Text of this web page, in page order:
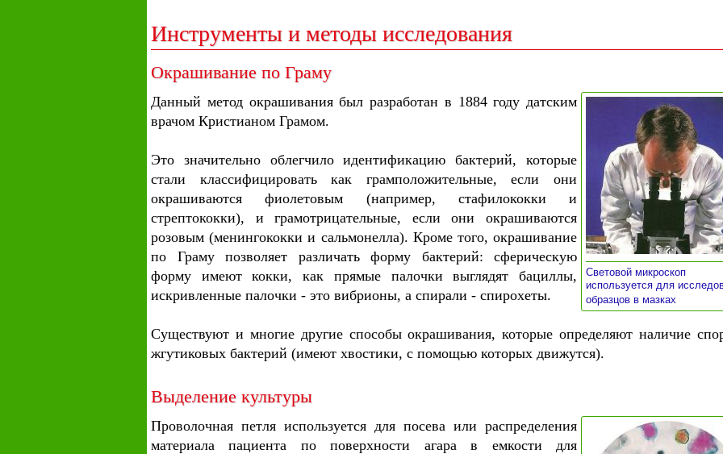
Инструменты и методы исследования
Окрашивание по Граму
Световой микроскоп
используется для
образцов в мазках
Данный метод окрашивания был разработан в 1884 году датским
врачом Кристианом Грамом.
Это значительно облегчило идентификацию бактерий, которые
стали классифицировать как грамположительные, если они
окрашиваются фиолетовым (например, стафилококки и
стрептококки), и грамотрицательные, если они окрашиваются
розовым (менингококки и сальмонелла). Кроме того, окрашивание
по Граму позволяет различать форму бактерий: сферическую
форму имеют кокки, как прямые палочки выглядят бациллы,
искривленные палочки - это вибрионы, а спирали - спирохеты.
Существуют и многие другие способы окрашивания, которые определяют наличие
жгутиковых бактерий (имеют хвостики, с помощью которых движутся).
Выделение культуры
Проволочная петля используется для посева или распределения
материала пациента по поверхности агара в емкости для